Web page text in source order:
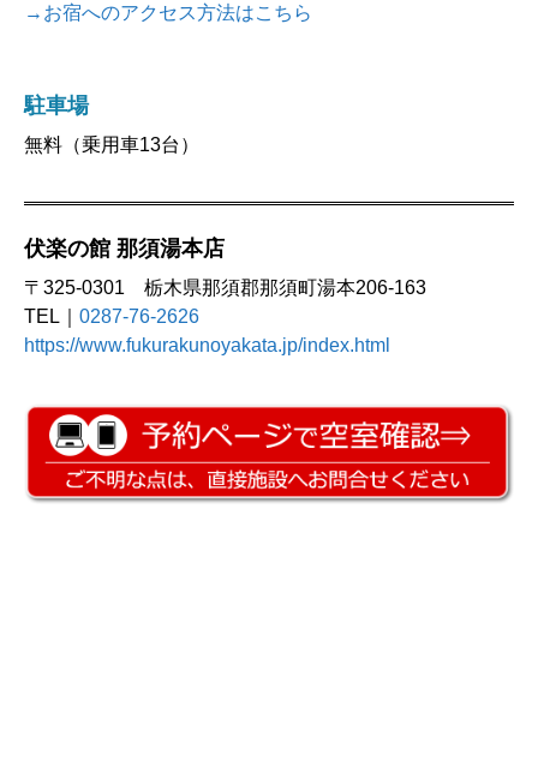
→お宿へのアクセス方法はこちら
駐車場
無料（乗用車13台）
伏楽の館 那須湯本店
〒325-0301 栃木県那須郡那須町湯本206-163
TEL｜ 0287-76-2626
https://www.fukurakunoyakata.jp/index.html